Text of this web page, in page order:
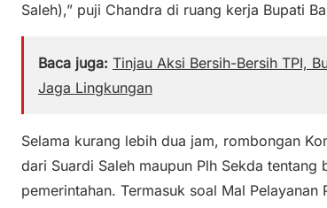
Saleh),” puji Chandra di ruang kerja Bupati
Baca juga: Tinjau Aksi Bersih-Bersih TPI,
Jaga Lingkungan
Selama kurang lebih dua jam, rombongan
dari Suardi Saleh maupun Plh Sekda
pemerintahan. Termasuk soal Mal Pelayanan